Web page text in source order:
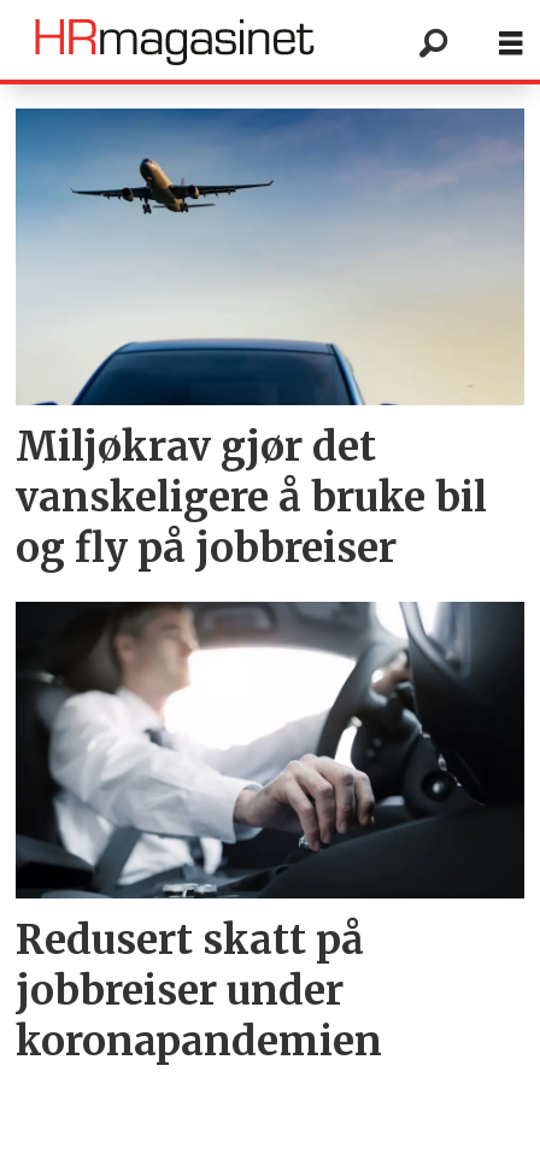
Tag:
jobbreiser
Miljøkrav gjør det
vanskeligere å bruke bil
og fly på jobbreiser
Redusert skatt på
jobbreiser under
koronapandemien